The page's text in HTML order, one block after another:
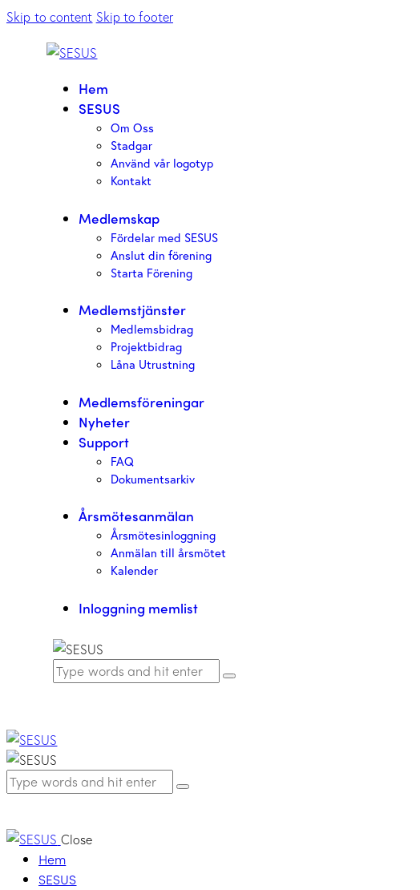
Skip to content Skip to footer
Hem
SESUS
Om Oss
Stadgar
Använd vår logotyp
Kontakt
Medlemskap
Fördelar med SESUS
Anslut din förening
Starta Förening
Medlemstjänster
Medlemsbidrag
Projektbidrag
Låna Utrustning
Medlemsföreningar
Nyheter
Support
FAQ
Dokumentsarkiv
Årsmötesanmälan
Årsmötesinloggning
Anmälan till årsmötet
Kalender
Inloggning memlist
Close
Hem
SESUS